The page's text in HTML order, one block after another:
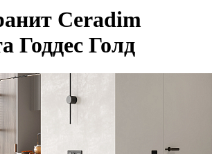
Ceradim
Годдес Голд